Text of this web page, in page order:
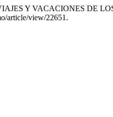
Y VACACIONES DE
article/view/22651.